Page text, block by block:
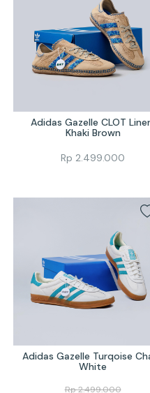
Adidas Gazelle CLOT
Khaki Brown
Rp 2.499.000
Adidas Gazelle Turqoise
White
Rp2.499.000